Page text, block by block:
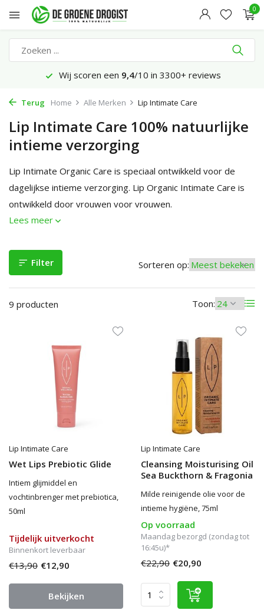
0
Wij scoren een 9,4/10 in 3300+ reviews
Terug Home Alle Merken Lip Intimate Care
Lip Intimate Care 100% natuurlijke
intieme verzorging
Lip Intimate Organic Care is speciaal ontwikkeld voor de
dagelijkse intieme verzorging. Lip Organic Intimate Care is
ontwikkeld door vrouwen voor vrouwen.
Lees meer
Filter
9 producten Toon:
Sorteren op:
Lip Intimate Care
Wet Lips Prebiotic Glide
Intiem glijmiddel en
vochtinbrenger met prebiotica,
50ml
Tijdelijk uitverkocht
Binnenkort leverbaar
€13,90 €12,90
Bekijken
Lip Intimate Care
Cleansing Moisturising Oil
Sea Buckthorn & Fragonia
Milde reinigende olie voor de
intieme hygiëne, 75ml
Op voorraad
Maandag bezorgd (zondag tot
16:45u)*
€22,90 €20,90